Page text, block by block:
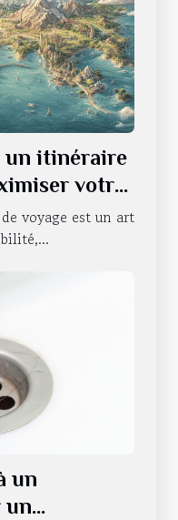
un itinéraire
votre
voyage est un art
un
un